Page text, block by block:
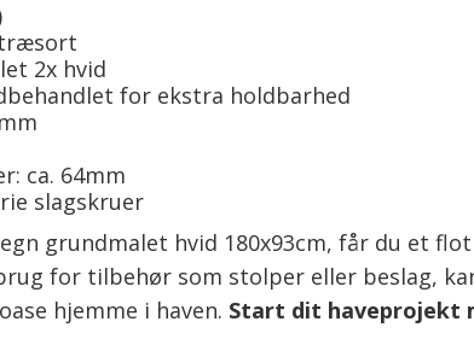
træsort
2x hvid
for ekstra holdbarhed
ca. 64mm
slagskruer
grundmalet hvid 180x93cm, får du et
for tilbehør som stolper eller beslag,
hjemme i haven. Start dit haveprojekt